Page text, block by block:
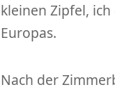
kleinen Zipfel,
Europas.
Nach der